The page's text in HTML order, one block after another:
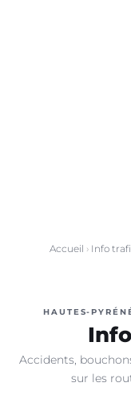
Accueil › Info
HAUTES-
Accidents,
sur les